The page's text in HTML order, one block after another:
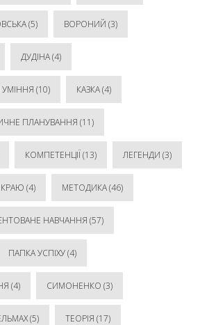
(5) ВОРОНИЙ (3)
ДУДІНА(4)
УМІННЯ (10) КАЗКА(4)
ПЛАНУВАННЯ (11)
КОМПЕТЕНЦІЇ (13) ЛЕГЕНДИ (3)
КРАЮ (4) МЕТОДИКА(46)
НАВЧАННЯ (57)
ПАПКА УСПІХУ(4)
(4) СИМОНЕНКО (3)
(5) ТЕОРІЯ (17)